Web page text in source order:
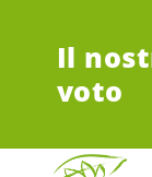
Il
voto